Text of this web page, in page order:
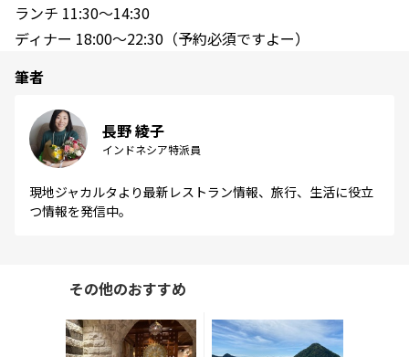
ランチ 11:30～14:30
ディナー 18:00～22:30（予約必須ですよー）
筆者
長野 綾子
インドネシア特派員
現地ジャカルタより最新レストラン情報、旅行、生活に役立
つ情報を発信中。
その他のおすすめ